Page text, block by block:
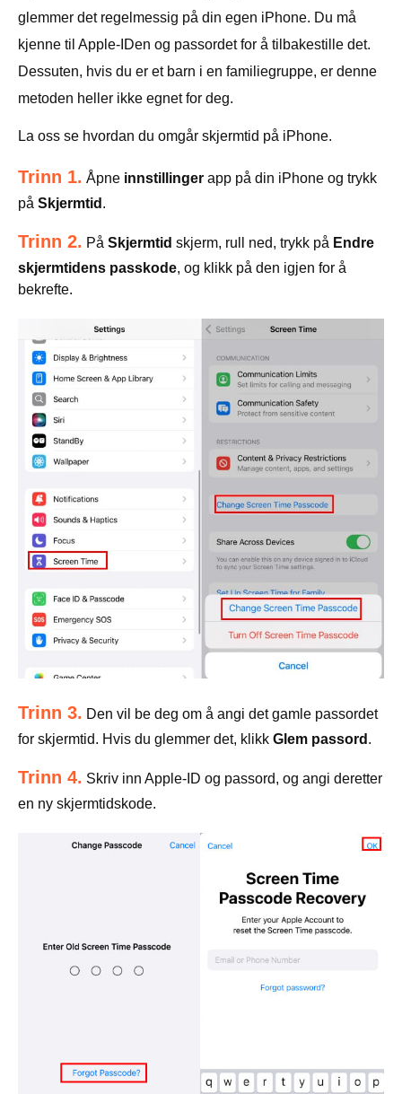
glemmer det regelmessig på din egen iPhone. Du må
kjenne til Apple-IDen og passordet for å tilbakestille det.
Dessuten, hvis du er et barn i en familiegruppe, er denne
metoden heller ikke egnet for deg.
La oss se hvordan du omgår skjermtid på iPhone.
Trinn 1. Åpne innstillinger app på din iPhone og trykk
på Skjermtid .
Trinn 2. På Skjermtid skjerm, rull ned, trykk på Endre
skjermtidens passkode, og klikk på den igjen for å
bekrefte.
Trinn 3. Den vil be deg om å angi det gamle passordet
for skjermtid. Hvis du glemmer det, klikk Glem passord .
Trinn 4. Skriv inn Apple-ID og passord, og angi deretter
en ny skjermtidskode.